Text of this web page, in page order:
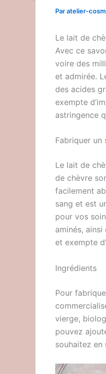
Paratelier-
Le lait de
Avec ce
voire des
et admirée.
des acides
exempte
astringence
Fabriquer un
Le lait de
de chèvre
facilement
sang et est
pour vos
aminés,
et exempte
Ingrédients
Pour
vierge,
pouvez
souhaitez